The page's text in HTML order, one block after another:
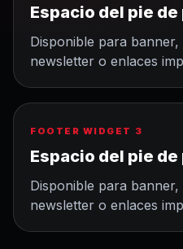
Espacio del pie de
Disponible para
newsletter o enlaces
FOOTER WIDGET 3
Espacio del pie de
Disponible para
newsletter o enlaces